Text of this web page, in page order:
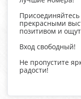
прекрасными
позитивом и
Вход свободный!
Не пропустите
радости!